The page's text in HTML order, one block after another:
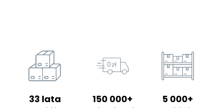
33 lata 150 000+ 5 000+